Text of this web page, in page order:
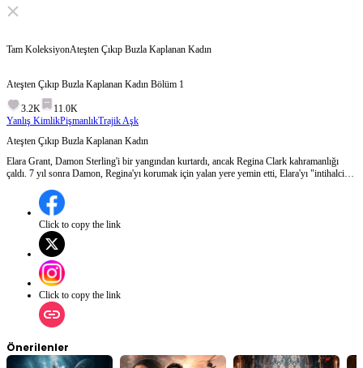
Tam KoleksiyonAteşten Çıkıp Buzla Kaplanan Kadın
Ateşten Çıkıp Buzla Kaplanan Kadın Bölüm 1
3.2K
11.0K
Yanlış KimlikPişmanlıkTrajik Aşk
Ateşten Çıkıp Buzla Kaplanan Kadın
Elara Grant, Damon Sterling'i bir yangından kurtardı, ancak Regina Clark kahramanlığı
çaldı. 7 yıl sonra Damon, Regina'yı korumak için yalan yere yemin etti, Elara'yı "intihalci"
ortaya çıkınca Damon pişman oldu, ama Elara'nın kalbi çoktan buz tuttu. Damon onu geri
kazanmak için neyi feda edecek?
Click to copy the link
Click to copy the link
Önerilenler